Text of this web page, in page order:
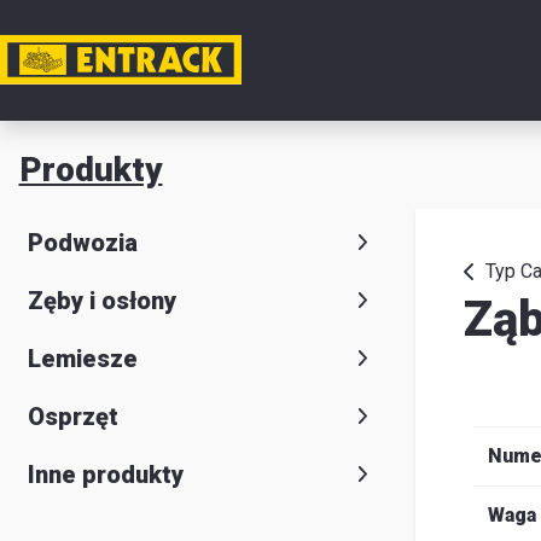
Moje
Wybór
Kontakt
Produkty
Podwozia
Zęby i osłony
Lemiesze
Osprzęt
Inne produkty
Typ
Waga